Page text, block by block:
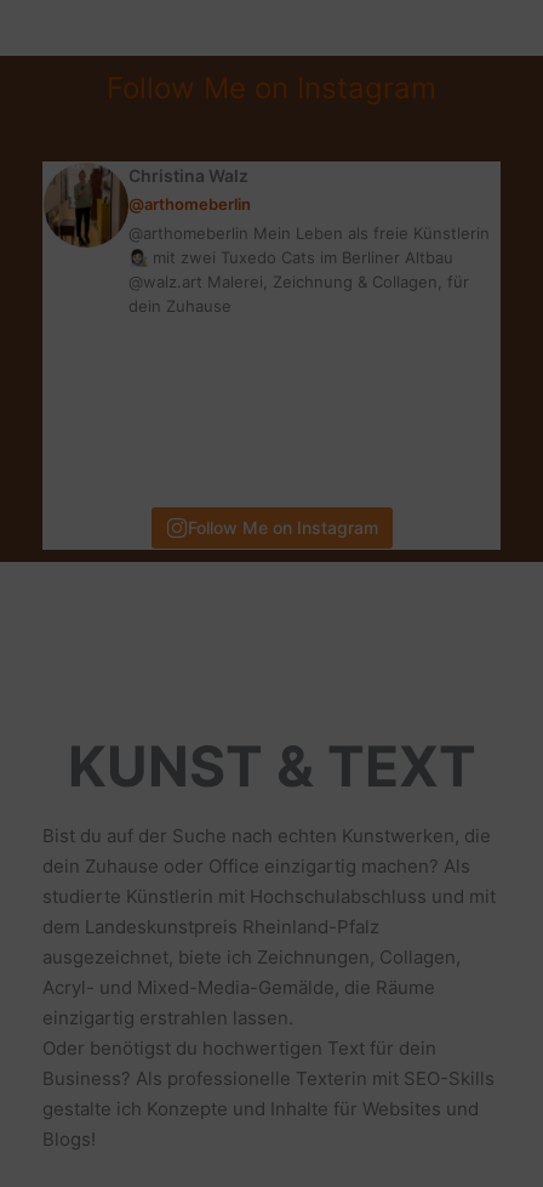
SCANDI
Follow Me on Instagram
Christina Walz
@arthomeberlin
@arthomeberlin Mein Leben als freie Künstlerin
👩🏻‍🎨 mit zwei Tuxedo Cats im Berliner Altbau
@walz.art Malerei, Zeichnung & Collagen, für
dein Zuhause
Follow Me on Instagram
KUNST & TEXT
Bist du auf der Suche nach echten Kunstwerken, die
dein Zuhause oder Office einzigartig machen? Als
studierte Künstlerin mit Hochschulabschluss und mit
dem Landeskunstpreis Rheinland-Pfalz
ausgezeichnet, biete ich Zeichnungen, Collagen,
Acryl- und Mixed-Media-Gemälde, die Räume
einzigartig erstrahlen lassen.
Oder benötigst du hochwertigen Text für dein
Business? Als professionelle Texterin mit SEO-Skills
gestalte ich Konzepte und Inhalte für Websites und
Blogs!